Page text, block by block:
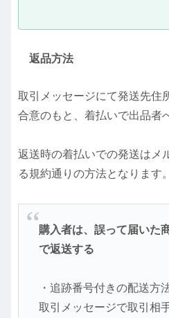
返品方法
取引メッセージにて発送先住
合意のもと、着払いで出品者
返送時の着払いでの発送はメ
る規約通りの方法となります。
購入者は、誤って届いた
で返送する
・追跡番号付きの配送方
取引メッセージで取引相